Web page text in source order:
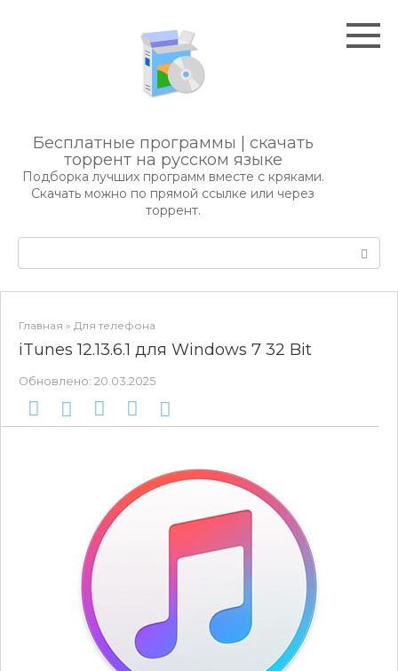
Бесплатные программы | скачать
торрент на русском языке
Подборка лучших программ вместе с кряками.
Скачать можно по прямой ссылке или через
торрент.
Главная » Для телефона
iTunes 12.13.6.1 для Windows 7 32 Bit
Обновлено: 20.03.2025